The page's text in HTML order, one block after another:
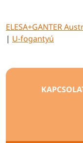
ELESA+GANTER
| U-fogantyú